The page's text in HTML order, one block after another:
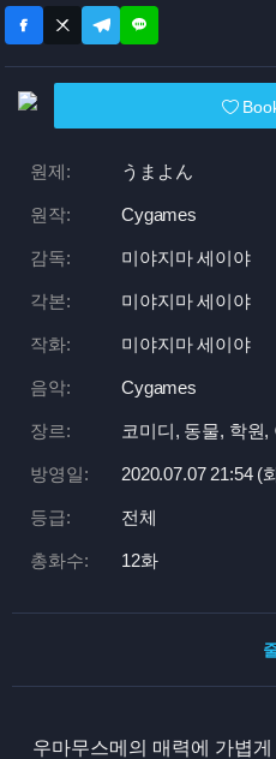
원제: うまよん
원작: Cygames
감독: 미야지마 세이야
각본: 미야지마 세이야
작화: 미야지마 세이야
음악: Cygames
장르: 코미디, 동물, 학원,
방영일: 2020.07.07 21:54 (
등급: 전체
총화수: 12화
우마무스메의 매력에 가볍